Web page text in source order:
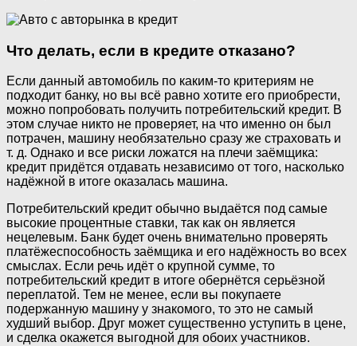
Что делать, если в кредите отказано?
Если данный автомобиль по каким-то критериям не
подходит банку, но вы всё равно хотите его приобрести,
можно попробовать получить потребительский кредит. В
этом случае никто не проверяет, на что именно он был
потрачен, машину необязательно сразу же страховать и
т. д. Однако и все риски ложатся на плечи заёмщика:
кредит придётся отдавать независимо от того, насколько
надёжной в итоге оказалась машина.
Потребительский кредит обычно выдаётся под самые
высокие процентные ставки, так как он является
нецелевым. Банк будет очень внимательно проверять
платёжеспособность заёмщика и его надёжность во всех
смыслах. Если речь идёт о крупной сумме, то
потребительский кредит в итоге обернётся серьёзной
переплатой. Тем не менее, если вы покупаете
подержанную машину у знакомого, то это не самый
худший выбор. Друг может существенно уступить в цене,
и сделка окажется выгодной для обоих участников.